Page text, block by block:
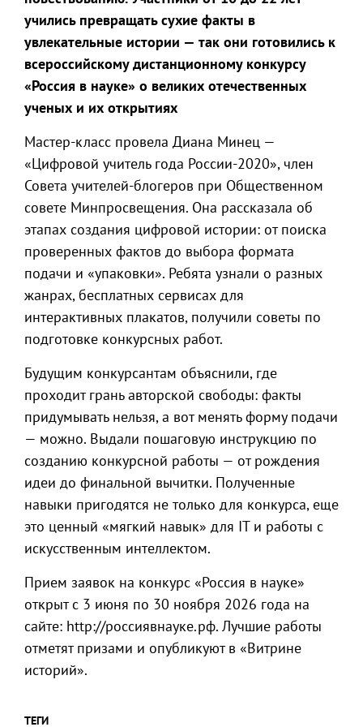
учились превращать сухие факты в
увлекательные истории — так они готовились к
всероссийскому дистанционному конкурсу
«Россия в науке» о великих отечественных
ученых и их открытиях
Мастер-класс провела Диана Минец —
«Цифровой учитель года России-2020», член
Совета учителей-блогеров при Общественном
совете Минпросвещения. Она рассказала об
этапах создания цифровой истории: от поиска
проверенных фактов до выбора формата
подачи и «упаковки». Ребята узнали о разных
жанрах, бесплатных сервисах для
интерактивных плакатов, получили советы по
подготовке конкурсных работ.
Будущим конкурсантам объяснили, где
проходит грань авторской свободы: факты
придумывать нельзя, а вот менять форму подачи
— можно. Выдали пошаговую инструкцию по
созданию конкурсной работы — от рождения
идеи до финальной вычитки. Полученные
навыки пригодятся не только для конкурса, еще
это ценный «мягкий навык» для IT и работы с
искусственным интеллектом.
Прием заявок на конкурс «Россия в науке»
открыт с 3 июня по 30 ноября 2026 года на
сайте: http://россиявнауке.рф. Лучшие работы
отметят призами и опубликуют в «Витрине
историй».
ТЕГИ